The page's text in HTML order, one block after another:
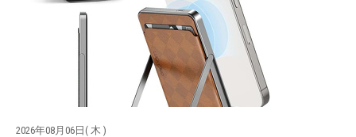
2026年08月06日( 木 )